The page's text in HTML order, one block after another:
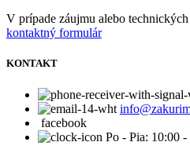
V prípade záujmu alebo
kontaktný formulár
KONTAKT
facebook
Po - Pia: 10:00 -